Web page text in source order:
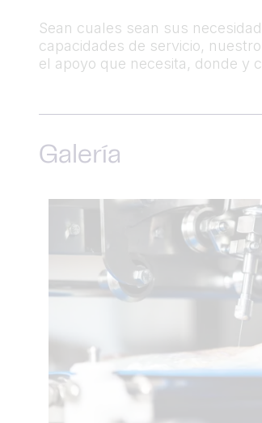
Sean cuales sean sus
capacidades de servicio,
el apoyo que necesita, donde y
Galería